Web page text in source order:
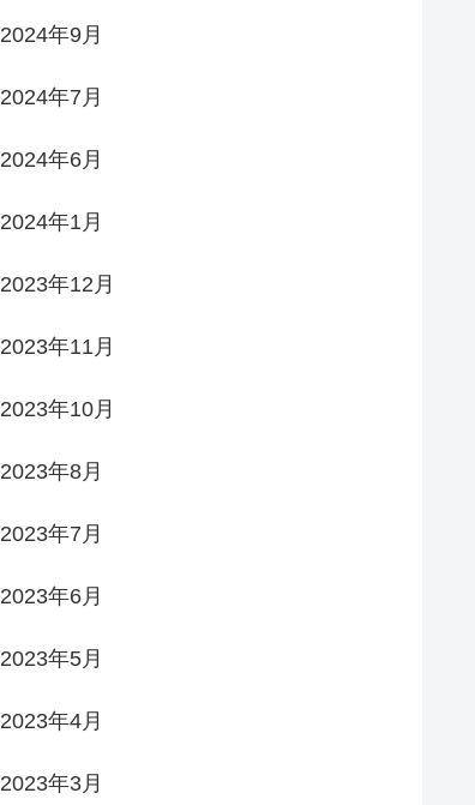
2024年9月
2024年7月
2024年6月
2024年1月
2023年12月
2023年11月
2023年10月
2023年8月
2023年7月
2023年6月
2023年5月
2023年4月
2023年3月